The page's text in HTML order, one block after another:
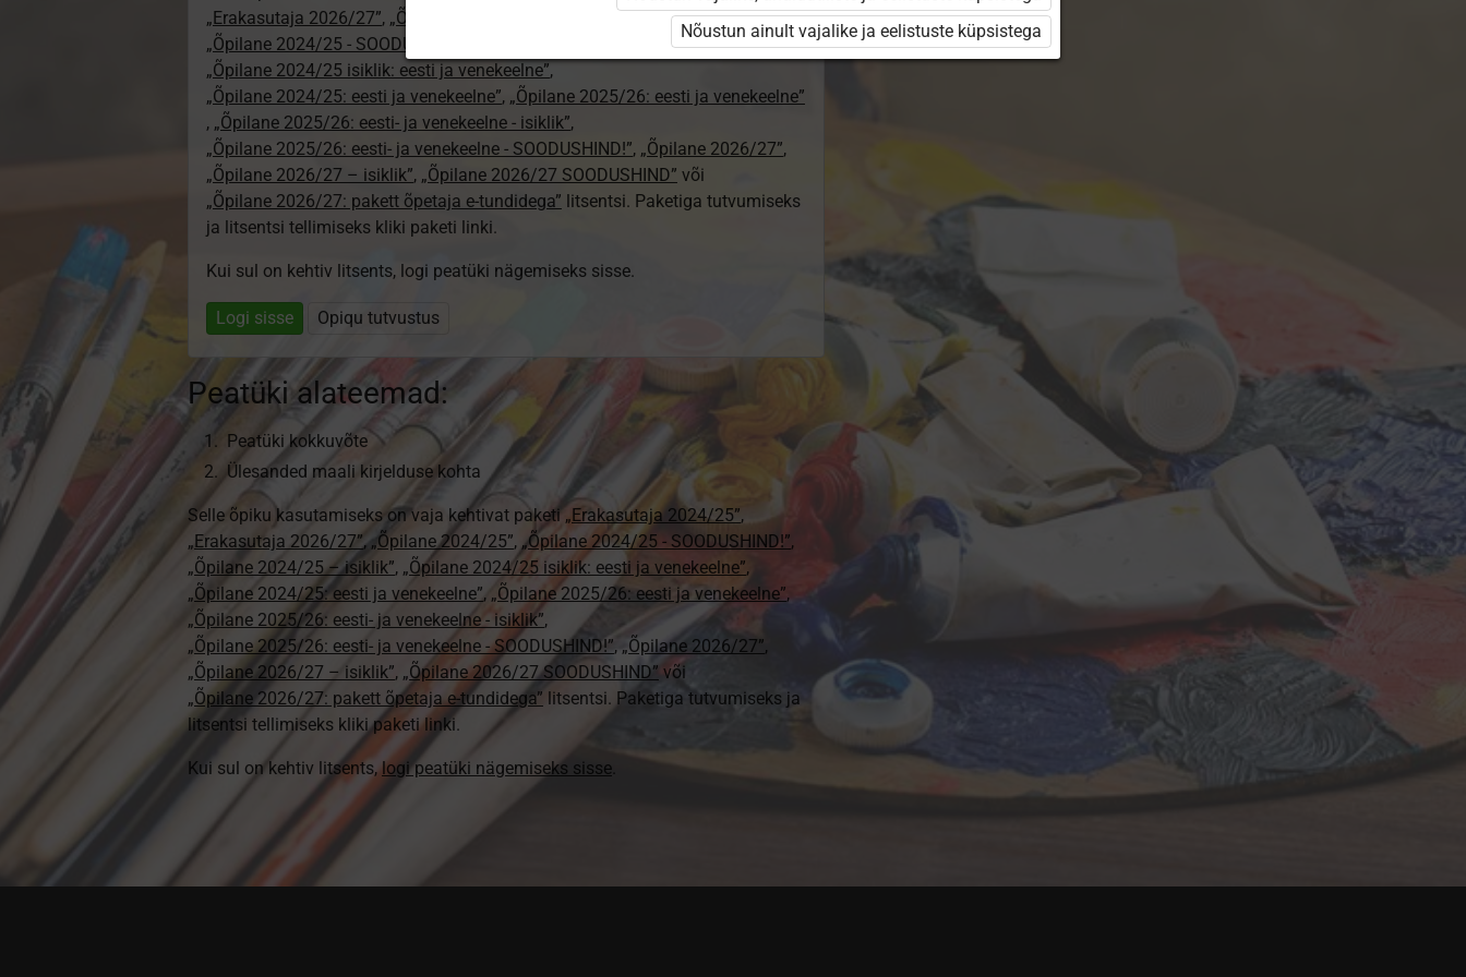
„Erakasutaja 2026/27”, „Õpilane 2024/25”
„Õpilane 2024/25 - SOODUSHIND!”
„Õpilane 2024/25 – isiklik”,
„Õpilane 2024/25 isiklik: eesti ja venekeelne”,
„Õpilane 2024/25: eesti ja venekeelne”, „Õpilane 2025/26: eesti ja venekeelne”
, „Õpilane 2025/26: eesti- ja venekeelne - isiklik”,
„Õpilane 2025/26: eesti- ja venekeelne - SOODUSHIND!”, „Õpilane 2026/27”,
„Õpilane 2026/27 – isiklik”, „Õpilane 2026/27 SOODUSHIND” või
„Õpilane 2026/27: pakett õpetaja e-tundidega” litsentsi. Paketiga tutvumiseks
ja litsentsi tellimiseks kliki paketi linki.
Kui sul on kehtiv litsents, logi peatüki nägemiseks sisse.
Logi sisse Opiqu tutvustus
Peatüki alateemad:
Peatüki kokkuvõte
Ülesanded maali kirjelduse kohta
Selle õpiku kasutamiseks on vaja kehtivat paketi„Erakasutaja 2024/25”,
„Erakasutaja 2026/27”, „Õpilane 2024/25”, „Õpilane 2024/25 - SOODUSHIND!”,
„Õpilane 2024/25 – isiklik”, „Õpilane 2024/25 isiklik: eesti ja venekeelne”,
„Õpilane 2024/25: eesti ja venekeelne”, „Õpilane 2025/26: eesti ja venekeelne”,
„Õpilane 2025/26: eesti- ja venekeelne - isiklik”,
„Õpilane 2025/26: eesti- ja venekeelne - SOODUSHIND!”, „Õpilane 2026/27”,
„Õpilane 2026/27 – isiklik”, „Õpilane 2026/27 SOODUSHIND” või
„Õpilane 2026/27: pakett õpetaja e-tundidega” litsentsi. Paketiga tutvumiseks ja
litsentsi tellimiseks kliki paketi linki.
Kui sul on kehtiv litsents,logi peatüki nägemiseks sisse.
Nõustun ainult vajalike ja eelistuste küpsistega